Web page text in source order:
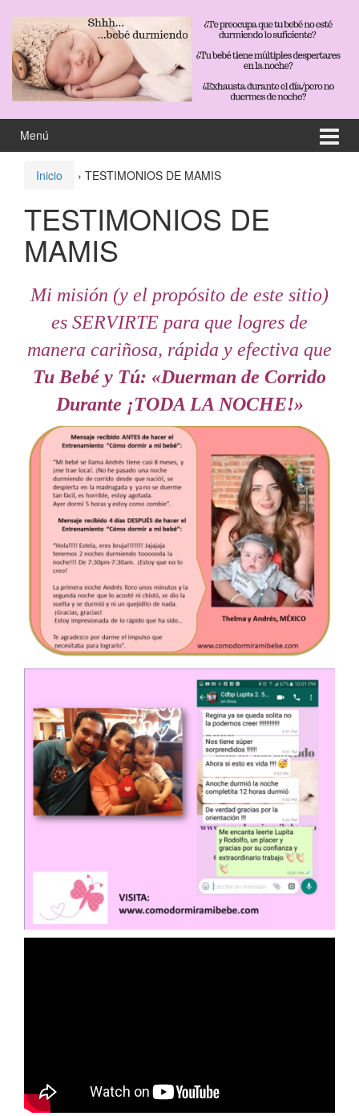
contenido
meú
principal
Menú
Inicio › TESTIMONIOS DE MAMIS
TESTIMONIOS DE
MAMIS
Mi misión (y el propósito de este sitio)
es SERVIRTE para que logres de
manera cariñosa, rápida y efectiva que
Tu Bebé y Tú: «Duerman de Corrido
Durante ¡TODA LA NOCHE!»